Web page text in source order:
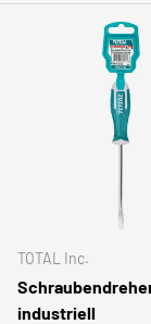
TOTAL Inc.
industriell